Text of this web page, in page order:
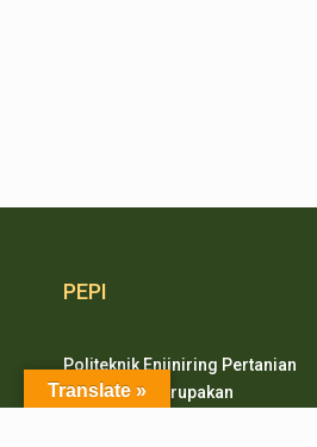
PEPI
Politeknik Enjiniring Pertanian
Indonesia merupakan
Translate »